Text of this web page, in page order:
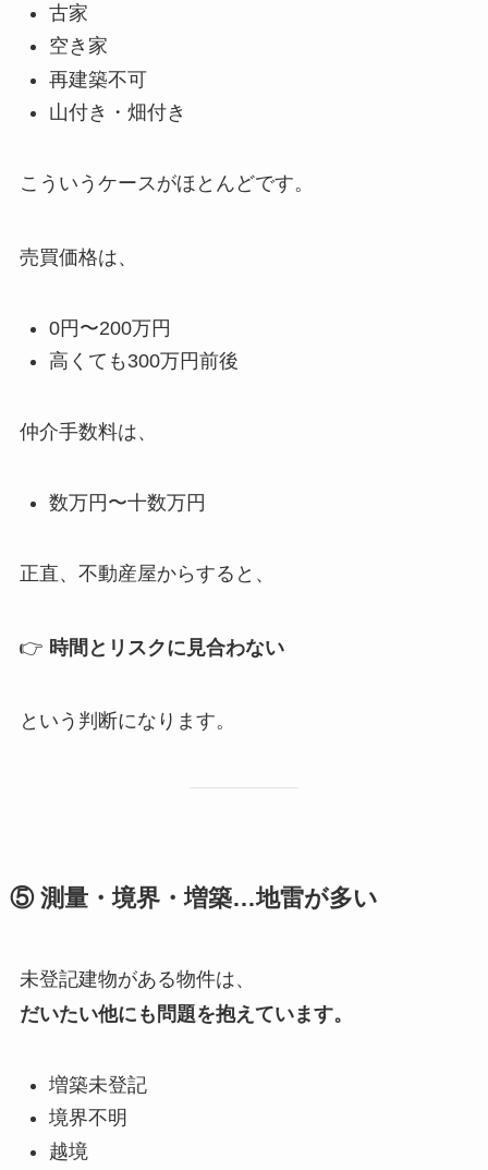
古家
空き家
再建築不可
山付き・畑付き
こういうケースがほとんどです。
売買価格は、
0円〜200万円
高くても300万円前後
仲介手数料は、
数万円〜十数万円
正直、不動産屋からすると、
👉 時間とリスクに見合わない
という判断になります。
⑤ 測量・境界・増築…地雷が多い
未登記建物がある物件は、
だいたい他にも問題を抱えています。
増築未登記
境界不明
越境